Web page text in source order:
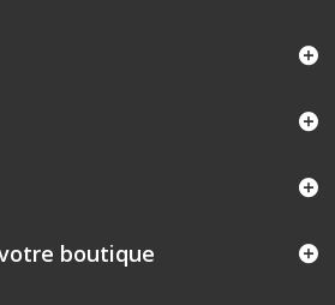
boutique